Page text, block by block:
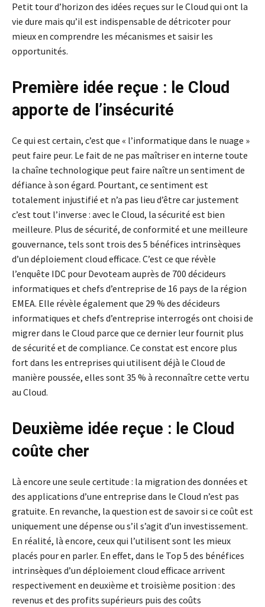
Petit tour d’horizon des idées reçues sur le Cloud qui ont la
vie dure mais qu’il est indispensable de détricoter pour
mieux en comprendre les mécanismes et saisir les
opportunités.
Première idée reçue : le Cloud
apporte de l’insécurité
Ce qui est certain, c’est que « l’informatique dans le nuage »
peut faire peur. Le fait de ne pas maîtriser en interne toute
la chaîne technologique peut faire naître un sentiment de
défiance à son égard. Pourtant, ce sentiment est
totalement injustifié et n’a pas lieu d’être car justement
c’est tout l’inverse : avec le Cloud, la sécurité est bien
meilleure. Plus de sécurité, de conformité et une meilleure
gouvernance, tels sont trois des 5 bénéfices intrinsèques
d’un déploiement cloud efficace. C’est ce que révèle
l’enquête IDC pour Devoteam auprès de 700 décideurs
informatiques et chefs d’entreprise de 16 pays de la région
EMEA. Elle révèle également que 29 % des décideurs
informatiques et chefs d’entreprise interrogés ont choisi de
migrer dans le Cloud parce que ce dernier leur fournit plus
de sécurité et de compliance. Ce constat est encore plus
fort dans les entreprises qui utilisent déjà le Cloud de
manière poussée, elles sont 35 % à reconnaître cette vertu
au Cloud.
Deuxième idée reçue : le Cloud
coûte cher
Là encore une seule certitude : la migration des données et
des applications d’une entreprise dans le Cloud n’est pas
gratuite. En revanche, la question est de savoir si ce coût est
uniquement une dépense ou s’il s’agit d’un investissement.
En réalité, là encore, ceux qui l’utilisent sont les mieux
placés pour en parler. En effet, dans le Top 5 des bénéfices
intrinsèques d’un déploiement cloud efficace arrivent
respectivement en deuxième et troisième position : des
revenus et des profits supérieurs puis des coûts